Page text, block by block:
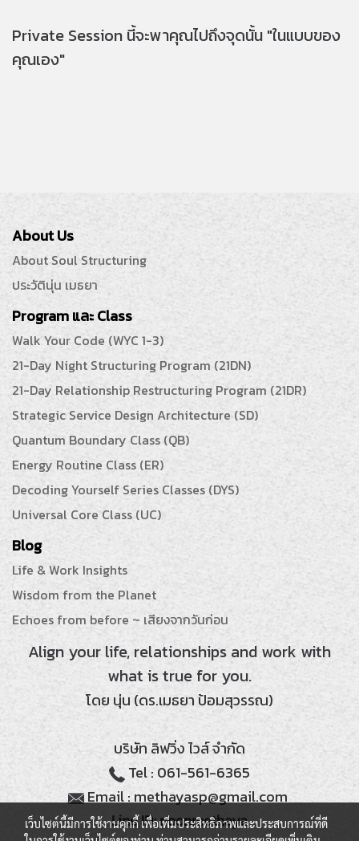
Private Session นี้จะพาคุณไปถึงจุดนั้น "ในแบบของ
คุณเอง"
About Us
About Soul Structuring
ประวัตินุ่น เมธยา
Program และ Class
Walk Your Code (WYC 1-3)
21-Day Night Structuring Program (21DN)
21-Day Relationship Restructuring Program (21DR)
Strategic Service Design Architecture (SD)
Quantum Boundary Class (QB)
Energy Routine Class (ER)
Decoding Yourself Series Classes (DYS)
Universal Core Class (UC)
Blog
Life & Work Insights
Wisdom from the Planet
Echoes from before ~ เสียงจากวันก่อน
Align your life, relationships and work with
what is true for you.
โดย นุ่น (ดร.เมธยา ป้อมสุวรรณ)
บริษัท ลิฟวิ่ง ไวส์ จำกัด
Tel : 061-561-6365
Email : methayasp@gmail.com
Line ID: noonmethaya
เว็บไซต์นี้มีการใช้งานคุกกี้ เพื่อเพิ่มประสิทธิภาพและประสบการณ์ที่ดี